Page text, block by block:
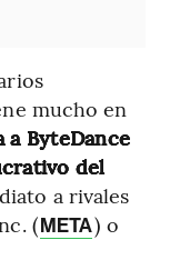
mucho en
ByteDance
del
a rivales
(META) o